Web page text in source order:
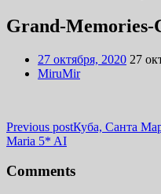
Grand-Memories-
27 октября, 2020 27
MiruMir
Previous postКуба, Санта
Maria 5* AI
Comments